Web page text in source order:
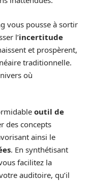
vous pousse à sortir
l’incertitude
et prospèrent,
traditionnelle.
où
outil de
des concepts
ainsi le
. En synthétisant
facilitez la
auditoire, qu’il